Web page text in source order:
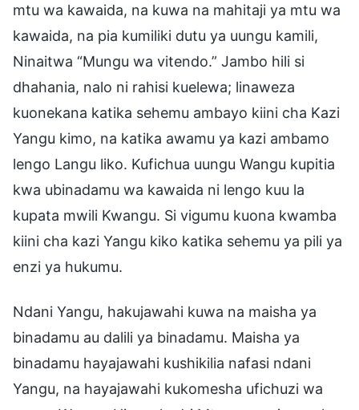
mtu wa kawaida, na kuwa na mahitaji ya mtu wa
kawaida, na pia kumiliki dutu ya uungu kamili,
Ninaitwa “Mungu wa vitendo.” Jambo hili si
dhahania, nalo ni rahisi kuelewa; linaweza
kuonekana katika sehemu ambayo kiini cha Kazi
Yangu kimo, na katika awamu ya kazi ambamo
lengo Langu liko. Kufichua uungu Wangu kupitia
kwa ubinadamu wa kawaida ni lengo kuu la
kupata mwili Kwangu. Si vigumu kuona kwamba
kiini cha kazi Yangu kiko katika sehemu ya pili ya
enzi ya hukumu.
Ndani Yangu, hakujawahi kuwa na maisha ya
binadamu au dalili ya binadamu. Maisha ya
binadamu hayajawahi kushikilia nafasi ndani
Yangu, na hayajawahi kukomesha ufichuzi wa